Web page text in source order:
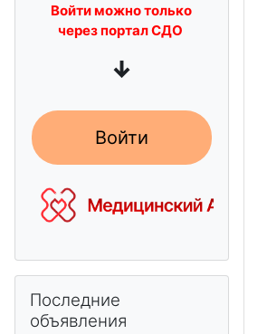
Войти можно только
через портал СДО
↓
Войти
Последние
объявления